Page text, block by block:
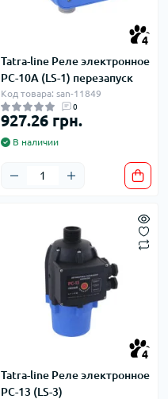
4
Tatra-line Реле электронное
PC-10A (LS-1) перезапуск
Код товара: san-11849
0
927.26 грн.
В наличии
4
Tatra-line Реле электронное
РС-13 (LS-3)